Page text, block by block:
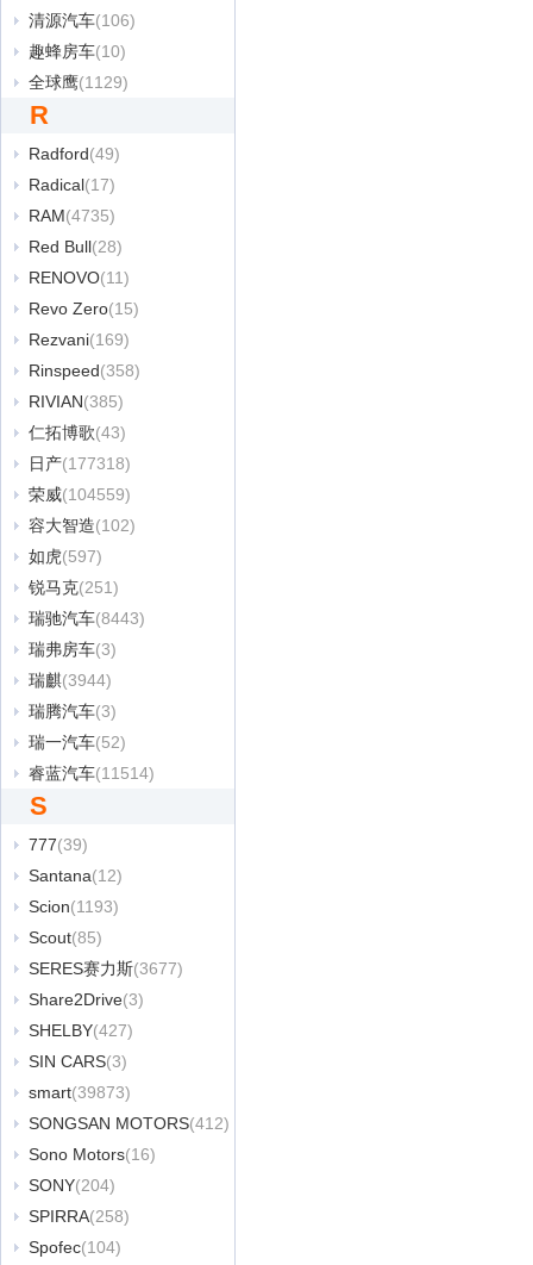
清源汽车(106)
趣蜂房车(10)
全球鹰(1129)
R
Radford(49)
Radical(17)
RAM(4735)
Red Bull(28)
RENOVO(11)
Revo Zero(15)
Rezvani(169)
Rinspeed(358)
RIVIAN(385)
仁拓博歌(43)
日产(177318)
荣威(104559)
容大智造(102)
如虎(597)
锐马克(251)
瑞驰汽车(8443)
瑞弗房车(3)
瑞麒(3944)
瑞腾汽车(3)
瑞一汽车(52)
睿蓝汽车(11514)
S
777(39)
Santana(12)
Scion(1193)
Scout(85)
SERES赛力斯(3677)
Share2Drive(3)
SHELBY(427)
SIN CARS(3)
smart(39873)
SONGSAN MOTORS(412)
Sono Motors(16)
SONY(204)
SPIRRA(258)
Spofec(104)